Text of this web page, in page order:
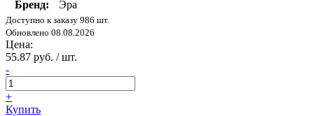
Бренд:
Эра
Доступно к заказу 986 шт.
Обновлено 08.08.2026
Цена:
55.87 руб. / шт.
-
+
Купить